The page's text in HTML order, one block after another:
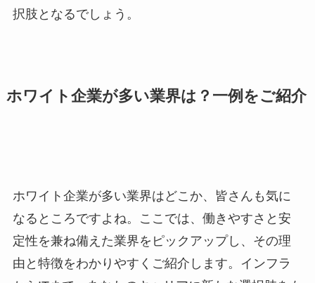
択肢となるでしょう。
ホワイト企業が多い業界は？一例をご紹介
ホワイト企業が多い業界はどこか、皆さんも気に
なるところですよね。ここでは、働きやすさと安
定性を兼ね備えた業界をピックアップし、その理
由と特徴をわかりやすくご紹介します。インフラ